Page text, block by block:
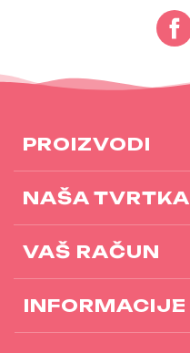
PROIZVODI
NAŠA TVRTKA
VAŠ RAČUN
INFORMACIJE